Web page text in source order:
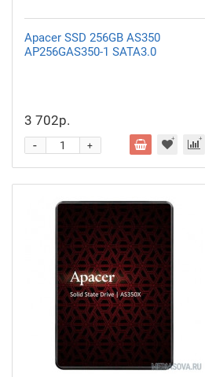
Apacer SSD 256GB AS350
AP256GAS350-1 SATA3.0
3 702р.
+
-